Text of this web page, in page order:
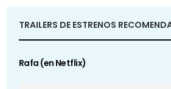
TRAILERS DE ESTRENOS
Rafa (en Netflix)